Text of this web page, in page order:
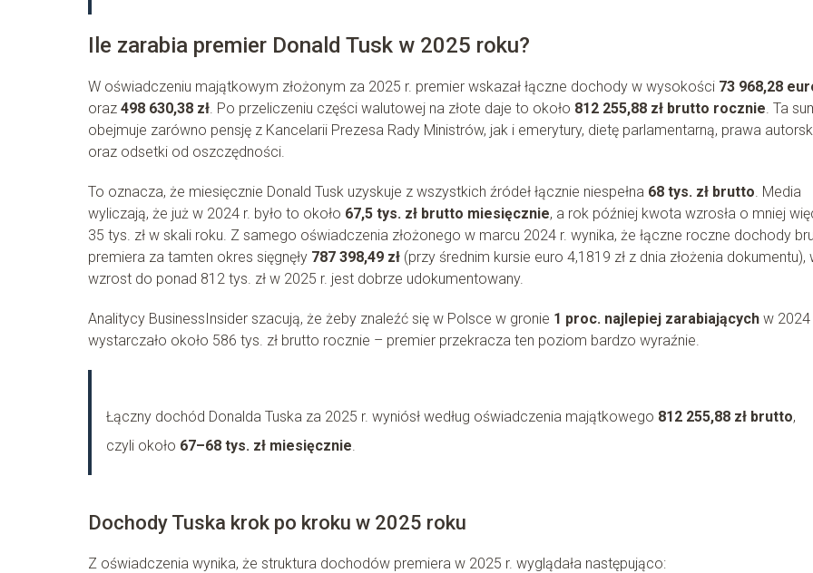
Ile zarabia premier Donald Tusk w 2025 roku?
W oświadczeniu majątkowym złożonym za 2025 r. premier wskazał łączne dochody w wysokości 73 968,28
oraz 498 630,38 zł. Po przeliczeniu części walutowej na złote daje to około 812 255,88 zł brutto rocznie. Ta
obejmuje zarówno pensję z Kancelarii Prezesa Rady Ministrów, jak i emerytury, dietę parlamentarną, prawa
oraz odsetki od oszczędności.
To oznacza, że miesięcznie Donald Tusk uzyskuje z wszystkich źródeł łącznie niespełna 68 tys. zł brutto. Media
wyliczają, że już w 2024 r. było to około 67,5 tys. zł brutto miesięcznie, a rok później kwota wzrosła o mniej
35 tys. zł w skali roku. Z samego oświadczenia złożonego w marcu 2024 r. wynika, że łączne roczne dochody
premiera za tamten okres sięgnęły 787 398,49 zł (przy średnim kursie euro 4,1819 zł z dnia złożenia dokumentu),
wzrost do ponad 812 tys. zł w 2025 r. jest dobrze udokumentowany.
Analitycy BusinessInsider szacują, że żeby znaleźć się w Polsce w gronie 1 proc. najlepiej zarabiających w 2024
wystarczało około 586 tys. zł brutto rocznie – premier przekracza ten poziom bardzo wyraźnie.
Łączny dochód Donalda Tuska za 2025 r. wyniósł według oświadczenia majątkowego 812 255,88 zł brutto,
czyli około 67–68 tys. zł miesięcznie.
Dochody Tuska krok po kroku w 2025 roku
Z oświadczenia wynika, że struktura dochodów premiera w 2025 r. wyglądała następująco: